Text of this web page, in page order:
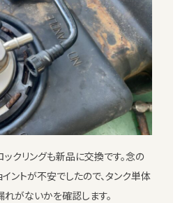
クリングも新品に交換です。念の
ントが不安でしたので、タンク単体
がないかを確認します。